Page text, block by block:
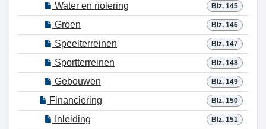
Blz. 145
Water en riolering
Blz. 146
Groen
Blz. 147
Speelterreinen
Blz. 148
Sportterreinen
Blz. 149
Gebouwen
Blz. 150
Financiering
Blz. 151
Inleiding